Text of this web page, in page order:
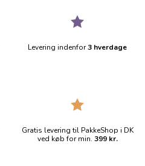
Levering indenfor3 hverdage
Gratis levering til PakkeShop i DK
ved køb for min. 399 kr.